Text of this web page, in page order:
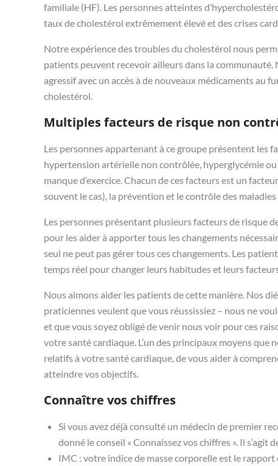
familiale (HF). Les personnes atteintes
taux de cholestérol extrêmement élevé et des crises
Notre expérience des troubles du cholestérol nous
patients peuvent recevoir ailleurs dans la
agressif avec un accès à de nouveaux médicaments au
cholestérol.
Multiples facteurs de risque non
Les personnes appartenant à ce groupe présentent les
hypertension artérielle non contrôlée, hyperglycémie
manque d’exercice. Chacun de ces facteurs est un
souvent le cas), la prévention et le contrôle des
Les personnes présentant plusieurs facteurs de risque
pour les aider à apporter tous les changements
seul ne peut pas gérer tous ces changements. Les
temps réel pour changer leurs habitudes et leurs
Nous aimons aider les patients de cette manière. Nos
praticiennes veulent que vous réussissiez – nous ne
et que vous soyez obligé de venir nous voir pour ces
votre santé cardiaque. L’un des principaux moyens
relatifs à votre santé cardiaque, de vous aider à
atteindre vos objectifs.
Connaître vos chiffres
Si vous avez déjà consulté un médecin de premier
donné le conseil « Connaissez vos chiffres ». Il
IMC : votre indice de masse corporelle est le